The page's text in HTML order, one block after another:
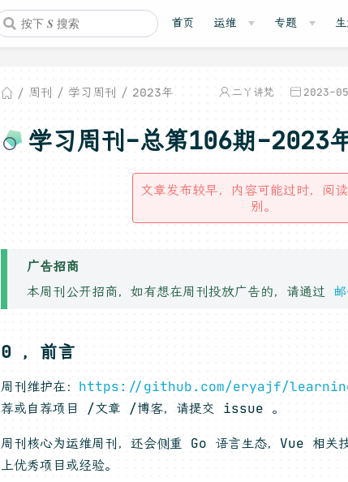
首页 运维 专题
周刊 学习周刊 2023年 二丫讲梵 2023-
学习周刊-总第106期-2023
文章发布较早，内容可能过时，阅
别。
广告招商
本周刊公开招商，如有想在周刊投放广告的，请通过
0 ，前言
周刊维护在： https://github.com/eryajf/
荐或自荐项目 /文章 /博客，请提交 issue 。
周刊核心为运维周刊，还会侧重 Go 语言生态，Vue 相
上优秀项目或经验。